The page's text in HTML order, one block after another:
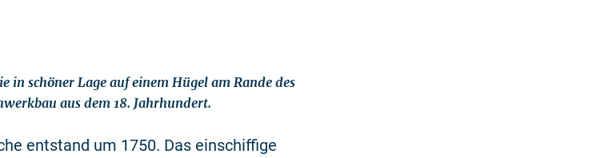
in schöner Lage auf einem Hügel am Rande des
aus dem 18. Jahrhundert.
entstand um 1750. Das einschiffige